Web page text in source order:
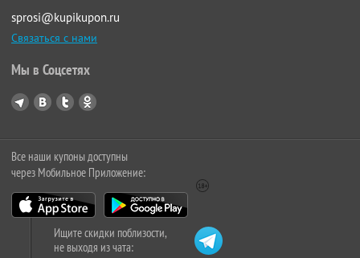
sprosi@kupikupon.ru
Связаться с нами
Мы в Соцсетях
Все наши купоны доступны
через Мобильное Приложение:
Ищите скидки поблизости,
не выходя из чата: